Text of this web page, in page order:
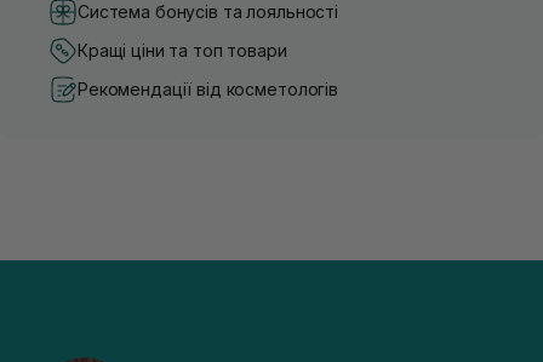
Система бонусів та лояльності
Кращі ціни та топ товари
Рекомендації від косметологів